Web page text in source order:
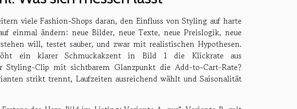
viele Fashion-Shops daran, den Einfluss von Styling auf harte
einmal ändern: neue Bilder, neue Texte, neue Preislogik, neue
will, testet sauber, und zwar mit realistischen Hypothesen.
ein klarer Schmuckakzent in Bild 1 die Klickrate aus
Styling-Clip mit sichtbarem Glanzpunkt die Add-to-Cart-Rate?
strikt trennt, Laufzeiten ausreichend wählt und Saisonalität